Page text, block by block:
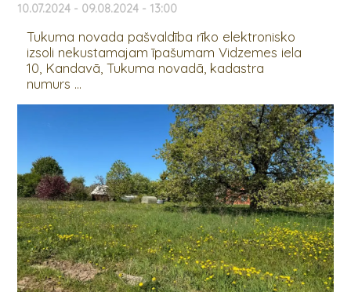
10.07.2024 - 09.08.2024 - 13:00
Tukuma novada pašvaldība rīko elektronisko
izsoli nekustamajam īpašumam Vidzemes iela
10, Kandavā, Tukuma novadā, kadastra
numurs ...